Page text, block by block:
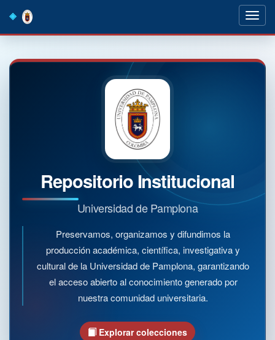
navigation
Repositorio Institucional
Universidad de Pamplona
Preservamos, organizamos y difundimos la
producción académica, científica, investigativa y
cultural de la Universidad de Pamplona, garantizando
el acceso abierto al conocimiento generado por
nuestra comunidad universitaria.
Explorar colecciones